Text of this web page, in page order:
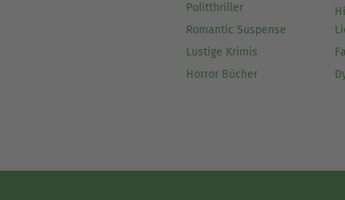
Politthriller
Romantic Suspense
Lustige Krimis
Horror Bücher